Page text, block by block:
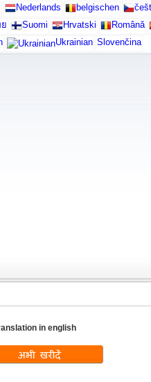
Nederlands belgischen
Suomi Hrvatski Română
Ukrainian Slovenčina
in english